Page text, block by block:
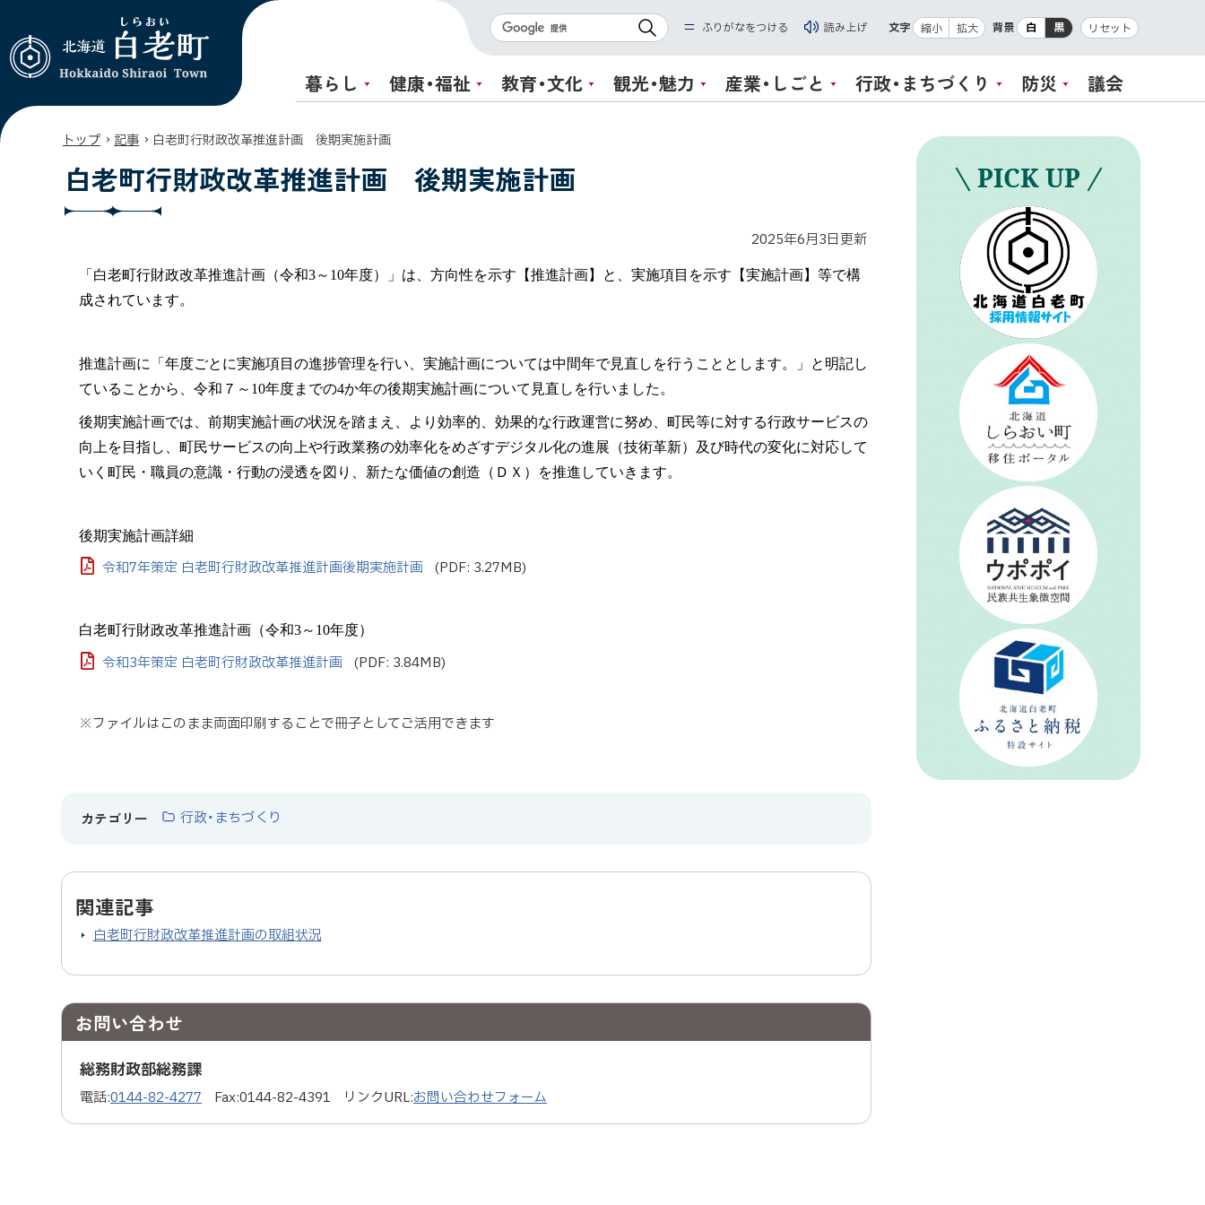
Shiraoi Town
検
索
ふりがなをつける 読み上げ 文字 縮小 拡大 背景 白 黒 リセット
暮らし 健康・福祉 教育・文化 観光・魅力 産業・しごと 行政・まちづくり 防災 議会
トップ › 記事 › 白老町行財政改革推進計画 後期実施計画
白老町行財政改革推進計画 後期実施計画
2025年6月3日更新
「白老町行財政改革推進計画（令和3～10年度）」は、方向性を示す【推進計画】と、実施項目を示す【実施計画】等で構
成されています。
推進計画に「年度ごとに実施項目の進捗管理を行い、実施計画については中間年で見直しを行うこととします。」と明記し
ていることから、令和７～10年度までの4か年の後期実施計画について見直しを行いました。
後期実施計画では、前期実施計画の状況を踏まえ、より効率的、効果的な行政運営に努め、町民等に対する行政サービスの
向上を目指し、町民サービスの向上や行政業務の効率化をめざすデジタル化の進展（技術革新）及び時代の変化に対応して
いく町民・職員の意識・行動の浸透を図り、新たな価値の創造（ＤＸ）を推進していきます。
後期実施計画詳細
令和7年策定 白老町行財政改革推進計画後期実施計画 (PDF: 3.27MB)
白老町行財政改革推進計画（令和3～10年度）
令和3年策定 白老町行財政改革推進計画 (PDF: 3.84MB)
※ファイルはこのまま両面印刷することで冊子としてご活用できます
カテゴリー 行政・まちづくり
関連記事
白老町行財政改革推進計画の取組状況
お問い合わせ
総務財政部総務課
電話:0144-82-4277 Fax:0144-82-4391 リンクURL:お問い合わせフォーム
PICK UP